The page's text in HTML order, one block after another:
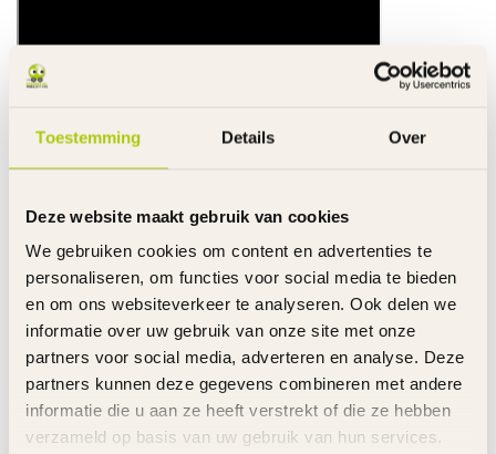
Toestemming Details Over
Deze website maakt gebruik van cookies
We gebruiken cookies om content en advertenties te
personaliseren, om functies voor social media te bieden
en om ons websiteverkeer te analyseren. Ook delen we
informatie over uw gebruik van onze site met onze
partners voor social media, adverteren en analyse. Deze
partners kunnen deze gegevens combineren met andere
informatie die u aan ze heeft verstrekt of die ze hebben
verzameld op basis van uw gebruik van hun services.
Gerelateerde producten
AXA
Ringslot AXA Atlas ART 2 Plug-
in 58 mm
€42,95
€27,95
SIMSON
Simson Sleutel Kabelslot
€19,95